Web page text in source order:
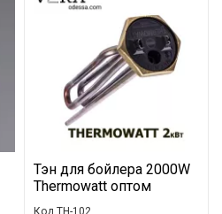
Тэн для бойлера 2000W
Thermowatt оптом
Код TH-102